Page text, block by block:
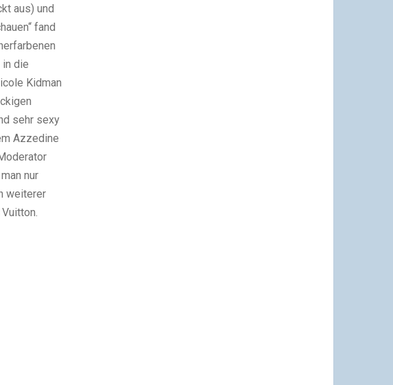
aus) und
fand
in die
Kidman
sehr sexy
Azzedine
nur
weiterer